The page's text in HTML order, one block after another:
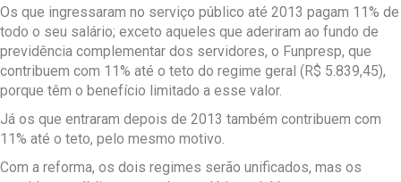
Os que ingressaram no serviço público até 2013 pagam 11% de
todo o seu salário; exceto aqueles que aderiram ao fundo de
previdência complementar dos servidores, o Funpresp, que
contribuem com 11% até o teto do regime geral (R$ 5.839,45),
porque têm o benefício limitado a esse valor.
Já os que entraram depois de 2013 também contribuem com
11% até o teto, pelo mesmo motivo.
Com a reforma, os dois regimes serão unificados, mas os